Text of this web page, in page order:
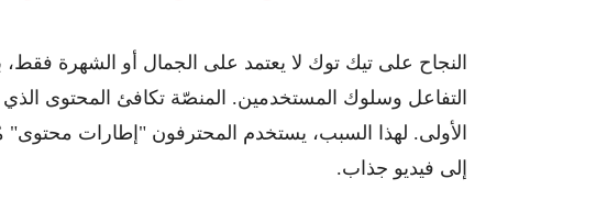
النجاح على تيك توك لا يعتمد على الجمال أو الشهرة
التفاعل وسلوك المستخدمين. المنصّة تكافئ المحتوى الذي
الأولى. لهذا السبب، يستخدم المحترفون "إطارات
إلى فيديو جذاب.